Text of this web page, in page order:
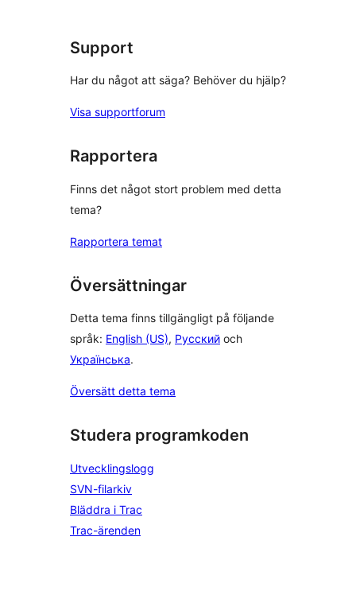
Support
Har du något att säga? Behöver du hjälp?
Visa supportforum
Rapportera
Finns det något stort problem med detta
tema?
Rapportera temat
Översättningar
Detta tema finns tillgängligt på följande
språk: English (US), Русский och
Українська.
Översätt detta tema
Studera programkoden
Utvecklingslogg
SVN-filarkiv
Bläddra i Trac
Trac-ärenden